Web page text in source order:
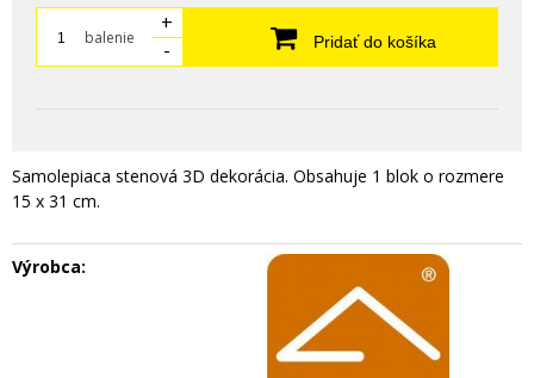
balenie
+
-
Pridať do košíka
Samolepiaca stenová 3D dekorácia. Obsahuje 1 blok o rozmere
15 x 31 cm.
Výrobca: